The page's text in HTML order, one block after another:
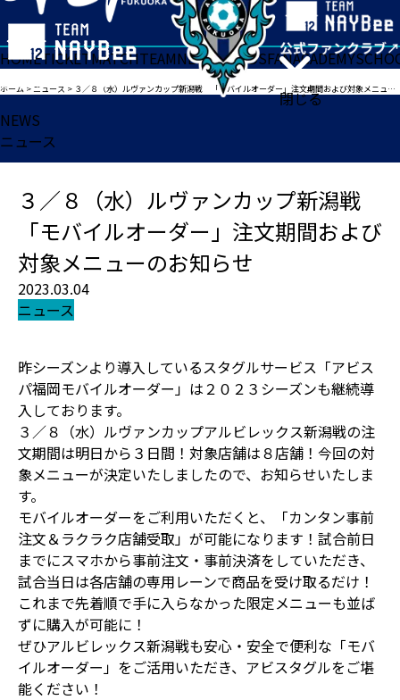
閉じる
HOMETICKETMATCHTEAMNEWSGOODSFANACADEMY
ホーム >ニュース > ３／８（水）ルヴァンカップ新潟戦 「モバイルオーダー」注文期間および対象メニューのお知らせ
NEWS
ニュース
３／８（水）ルヴァンカップ新潟戦
「モバイルオーダー」注文期間および
対象メニューのお知らせ
2023.03.04
ニュース
昨シーズンより導入しているスタグルサービス「アビス
パ福岡モバイルオーダー」は２０２３シーズンも継続導
入しております。
３／８（水）ルヴァンカップアルビレックス新潟戦の注
文期間は明日から３日間！対象店舗は８店舗！今回の対
象メニューが決定いたしましたので、お知らせいたしま
す。
モバイルオーダーをご利用いただくと、「カンタン事前
注文＆ラクラク店舗受取」が可能になります！試合前日
までにスマホから事前注文・事前決済をしていただき、
試合当日は各店舗の専用レーンで商品を受け取るだけ！
これまで先着順で手に入らなかった限定メニューも並ば
ずに購入が可能に！
ぜひアルビレックス新潟戦も安心・安全で便利な「モバ
イルオーダー」をご活用いただき、アビスタグルをご堪
能ください！